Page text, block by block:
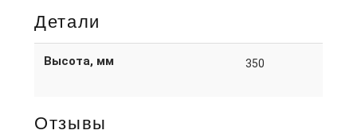
Детали
Высота, мм 350
Отзывы